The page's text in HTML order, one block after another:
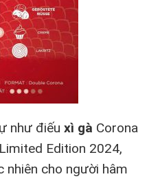
như điếu xì gà Corona
Edition 2024,
nhiên cho người hâm